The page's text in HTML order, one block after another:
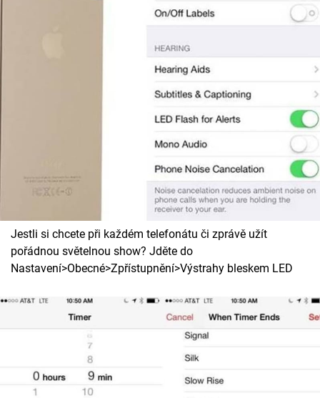
Jestli si chcete při každém telefonátu či zprávě užít
pořádnou světelnou show? Jděte do
Nastavení>Obecné>Zpřístupnění>Výstrahy bleskem LED